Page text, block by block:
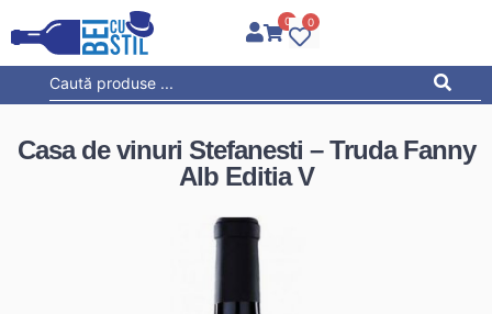
0 0
Casa de vinuri Stefanesti – Truda Fanny
Alb Editia V